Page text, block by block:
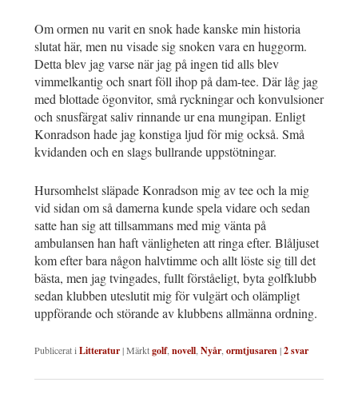
Om ormen nu varit en snok hade kanske min historia
slutat här, men nu visade sig snoken vara en huggorm.
Detta blev jag varse när jag på ingen tid alls blev
vimmelkantig och snart föll ihop på dam-tee. Där låg jag
med blottade ögonvitor, små ryckningar och konvulsioner
och snusfärgat saliv rinnande ur ena mungipan. Enligt
Konradson hade jag konstiga ljud för mig också. Små
kvidanden och en slags bullrande uppstötningar.
Hursomhelst släpade Konradson mig av tee och la mig
vid sidan om så damerna kunde spela vidare och sedan
satte han sig att tillsammans med mig vänta på
ambulansen han haft vänligheten att ringa efter. Blåljuset
kom efter bara någon halvtimme och allt löste sig till det
bästa, men jag tvingades, fullt förståeligt, byta golfklubb
sedan klubben uteslutit mig för vulgärt och olämpligt
uppförande och störande av klubbens allmänna ordning.
Publicerat iLitteratur|Märktgolf,novell,Nyår,ormtjusaren|2svar